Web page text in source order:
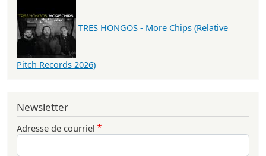
TRES HONGOS - More Chips (Relative
Pitch Records 2026)
Newsletter
Adresse de courriel